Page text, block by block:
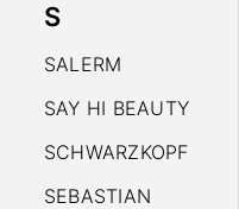
S
SALERM
SAY HI BEAUTY
SCHWARZKOPF
SEBASTIAN